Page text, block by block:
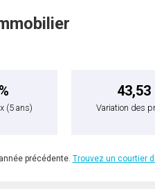
(5 ans)
43,53
Variation des
précédente. Trouvez un courtier